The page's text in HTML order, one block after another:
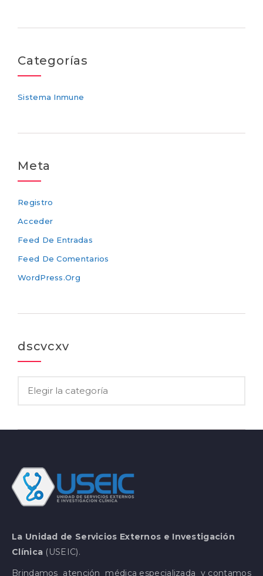
Categorías
Sistema Inmune
Meta
Registro
Acceder
Feed De Entradas
Feed De Comentarios
WordPress.org
dscvcxv
La Unidad de Servicios Externos e Investigación
Clínica (USEIC).
Brindamos atención médica especializada y contamos